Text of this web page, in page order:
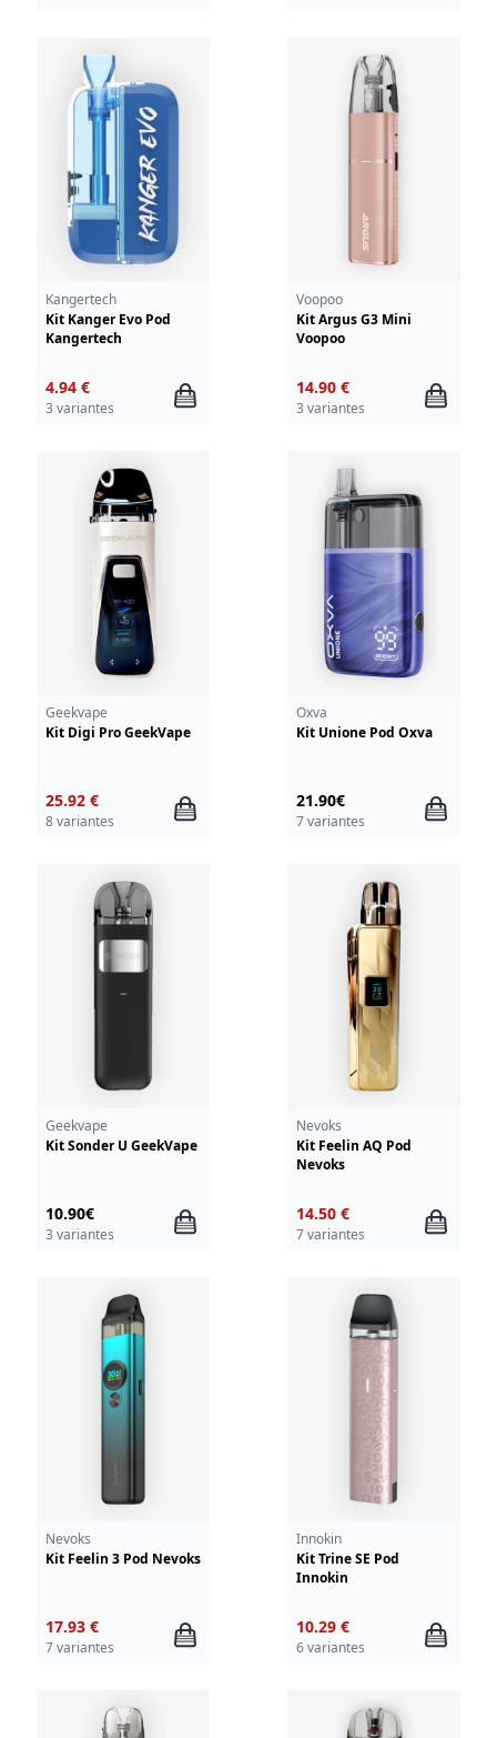
Kangertech
Kit Kanger Evo Pod
Kangertech
4.94 €
3 variantes
Voopoo
Kit Argus G3 Mini
Voopoo
14.90 €
3 variantes
Geekvape
Kit Digi Pro GeekVape
25.92 €
8 variantes
Oxva
Kit Unione Pod Oxva
21.90€
7 variantes
Geekvape
Kit Sonder U GeekVape
10.90€
3 variantes
Nevoks
Kit Feelin AQ Pod
Nevoks
14.50 €
7 variantes
Nevoks
Kit Feelin 3 Pod Nevoks
17.93 €
7 variantes
Innokin
Kit Trine SE Pod
Innokin
10.29 €
6 variantes